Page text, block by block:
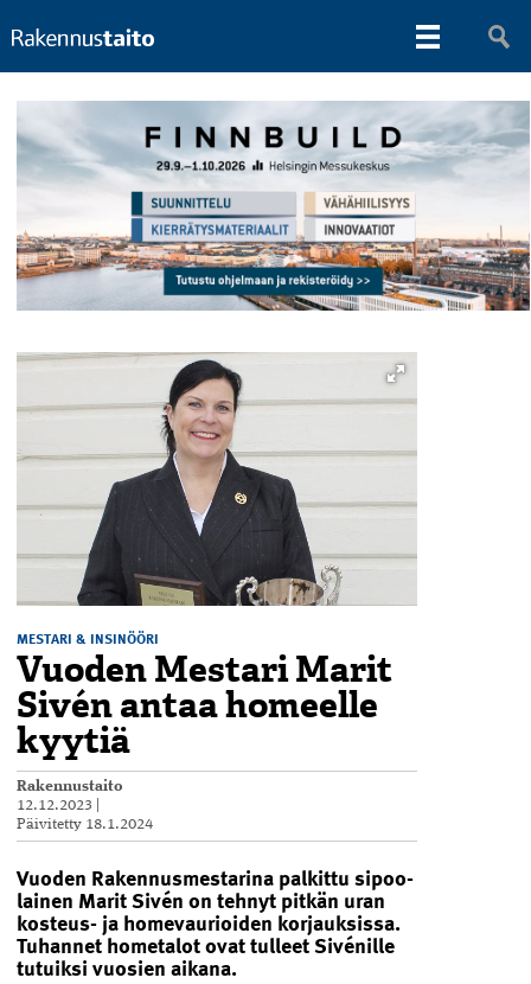
MESTARI & INSINÖÖRI
Vuoden Mestari Marit
Sivén antaa homeelle
kyytiä
Rakennustaito
12.12.2023
Päivitetty 18.1.2024
Vuoden Rakennusmestarina palkittu sipoo­
lainen Marit Sivén on tehnyt pitkän uran
kosteus- ja homevaurioiden korjauksissa.
Tuhannet hometalot ovat tulleet Sivénille
tutuiksi vuosien aikana.